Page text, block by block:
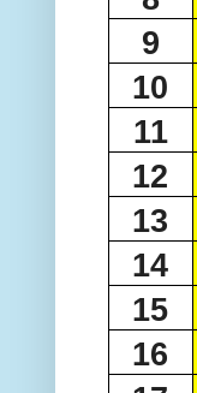
9
10
11
12
13
14
15
16